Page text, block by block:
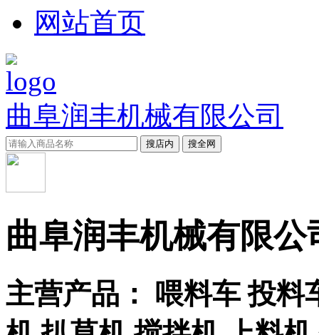
网站首页
曲阜润丰机械有限公司
搜店内 搜全网
曲阜润丰机械有限公
主营产品： 喂料车 投料